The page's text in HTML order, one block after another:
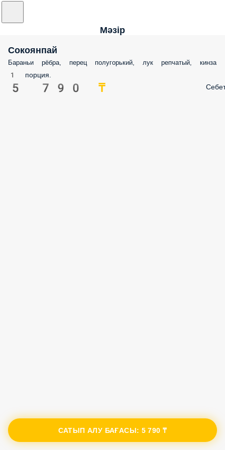
Мәзір
Сокоянпай
Бараньи рёбра, перец полугорький, лук репчатый, кинза
1 порция.
5 790 ₸
САТЫП АЛУ БАҒАСЫ: 5 790 ₸